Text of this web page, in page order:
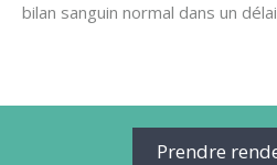
bilan sanguin normal dans un
Prendre